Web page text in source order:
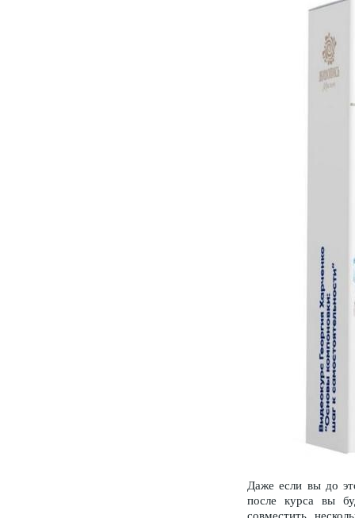
Даже если вы до
после курса вы
совместить